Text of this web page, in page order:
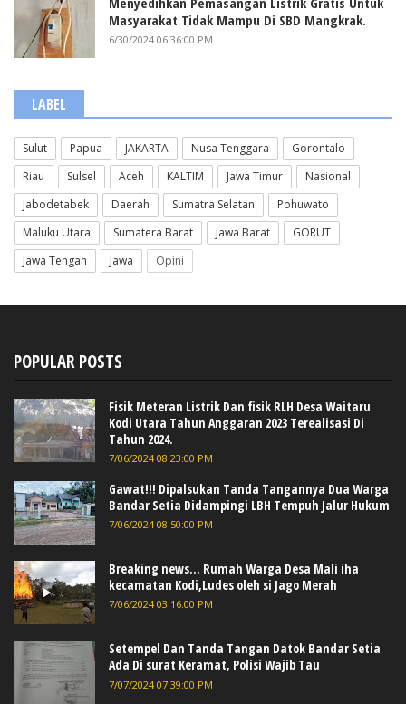
Masyarakat Tidak Mampu Di SBD Mangkrak.
6/30/2024 06:36:00 PM
LABEL
Sulut Papua JAKARTA Nusa Tenggara
Gorontalo
Riau
Sulsel Aceh KALTIM Jawa Timur
Nasional
Jabodetabek
Daerah Sumatra Selatan
Pohuwato
Maluku Utara
Sumatera Barat Jawa Barat
GORUT
Jawa Tengah
Jawa Opini
POPULAR POSTS
Fisik Meteran Listrik Dan fisik RLH Desa Waitaru
Kodi Utara Tahun Anggaran 2023 Terealisasi Di
Tahun 2024.
7/06/2024 08:23:00 PM
Gawat!!! Dipalsukan Tanda Tangannya Dua Warga
Bandar Setia Didampingi LBH Tempuh Jalur Hukum
7/06/2024 08:50:00 PM
Breaking news... Rumah Warga Desa Mali iha
kecamatan Kodi,Ludes oleh si Jago Merah
7/06/2024 03:16:00 PM
Setempel Dan Tanda Tangan Datok Bandar Setia
Ada Di surat Keramat, Polisi Wajib Tau
7/07/2024 07:39:00 PM